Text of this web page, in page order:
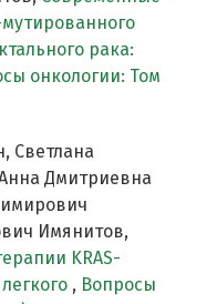
рака:
онкологии: Том
Светлана
Дмитриевна
Имянитов,
KRAS-
, Вопросы